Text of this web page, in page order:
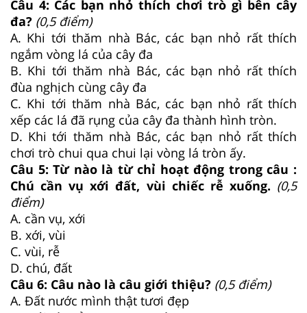
Câu 4: Các bạn nhỏ thích chơi trò gì bên cây
đa? (0,5 điểm)
A. Khi tới thăm nhà Bác, các bạn nhỏ rất thích
ngắm vòng lá của cây đa
B. Khi tới thăm nhà Bác, các bạn nhỏ rất thích
đùa nghịch cùng cây đa
C. Khi tới thăm nhà Bác, các bạn nhỏ rất thích
xếp các lá đã rụng của cây đa thành hình tròn.
D. Khi tới thăm nhà Bác, các bạn nhỏ rất thích
chơi trò chui qua chui lại vòng lá tròn ấy.
Câu 5: Từ nào là từ chỉ hoạt động trong câu :
Chú cần vụ xới đất, vùi chiếc rễ xuống. (0,5
điểm)
A. cần vụ, xới
B. xới, vùi
C. vùi, rễ
D. chú, đất
Câu 6: Câu nào là câu giới thiệu? (0,5 điểm)
A. Đất nước mình thật tươi đẹp